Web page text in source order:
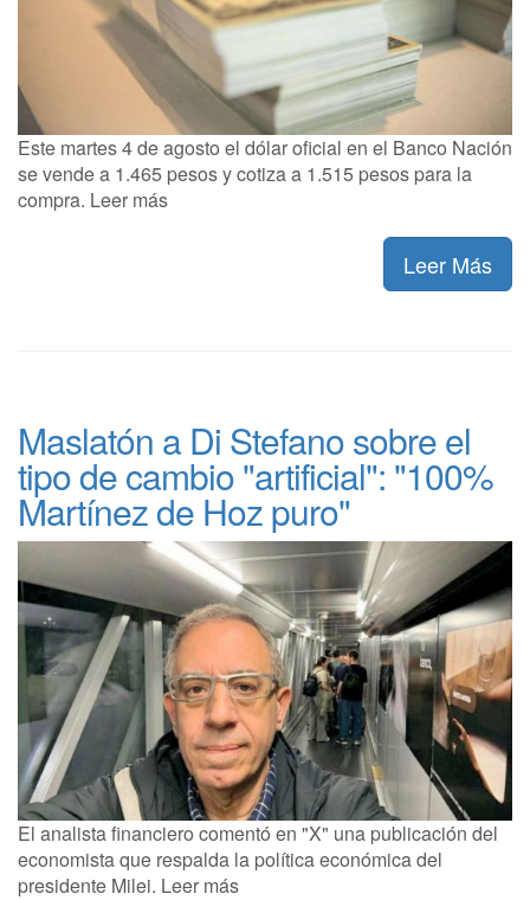
Este martes 4 de agosto el dólar oficial en el Banco Nación
se vende a 1.465 pesos y cotiza a 1.515 pesos para la
compra. Leer más
Leer Más
Maslatón a Di Stefano sobre el
tipo de cambio "artificial": "100%
Martínez de Hoz puro"
El analista financiero comentó en "X" una publicación del
economista que respalda la política económica del
presidente Milei. Leer más